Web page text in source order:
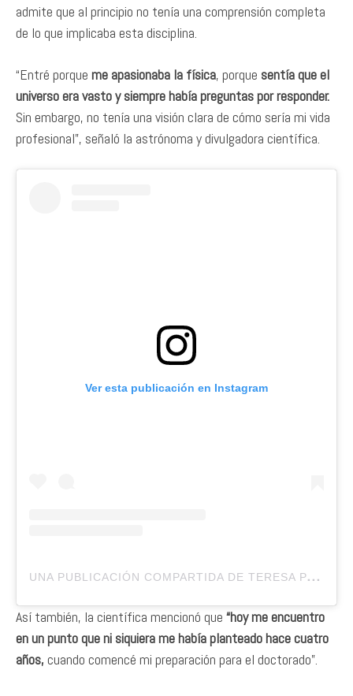
admite que al principio no tenía una comprensión completa
de lo que implicaba esta disciplina.
“Entré porque me apasionaba la física, porque sentía que el
universo era vasto y siempre había preguntas por responder.
Sin embargo, no tenía una visión clara de cómo sería mi vida
profesional”, señaló la astrónoma y divulgadora científica.
Ver esta publicación en Instagram
U
NA PUBLICACIÓN COMPARTIDA DE TERESA PANEQUE (@TEREPANEQUE)
Así también, la científica mencionó que “hoy me encuentro
en un punto que ni siquiera me había planteado hace cuatro
años, cuando comencé mi preparación para el doctorado”.